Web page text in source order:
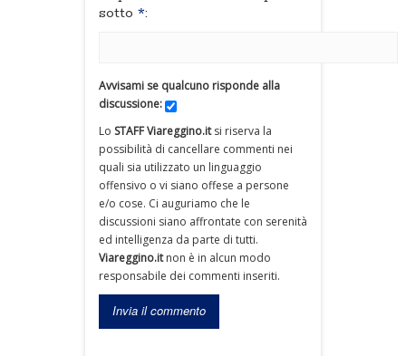
sotto *:
Avvisami se qualcuno risponde alla
discussione:
Lo STAFF Viareggino.itsi riserva la
possibilità di cancellare commenti nei
quali sia utilizzato un linguaggio
offensivo o vi siano offese a persone
e/o cose. Ci auguriamo che le
discussioni siano affrontate con serenità
ed intelligenza da parte di tutti.
Viareggino.itnon è in alcun modo
responsabile dei commenti inseriti.